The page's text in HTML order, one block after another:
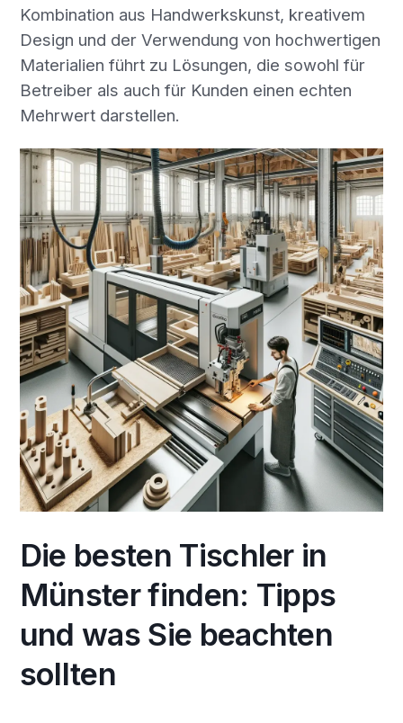
Kombination aus Handwerkskunst, kreativem
Design und der Verwendung von hochwertigen
Materialien führt zu Lösungen, die sowohl für
Betreiber als auch für Kunden einen echten
Mehrwert darstellen.
Die besten Tischler in
Münster finden: Tipps
und was Sie beachten
sollten